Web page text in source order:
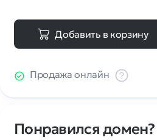
Добавить в корзину
Продажа онлайн
Понравился домен?